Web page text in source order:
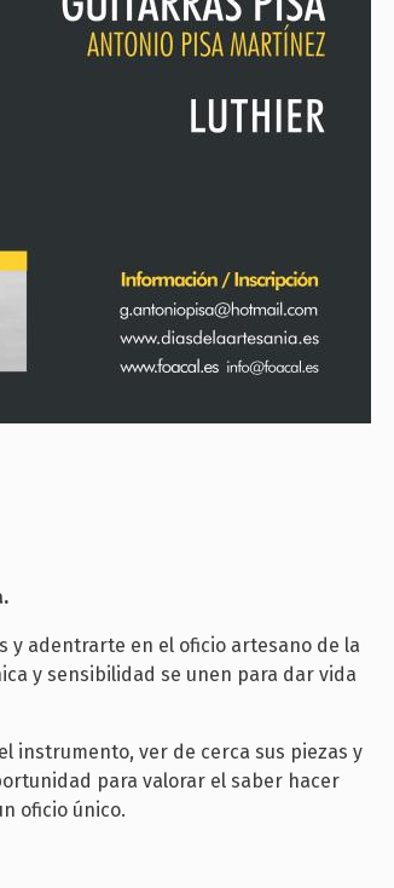
y adentrarte en el oficio artesano de la
y sensibilidad se unen para dar vida
instrumento, ver de cerca sus piezas y
para valorar el saber hacer
oficio único.